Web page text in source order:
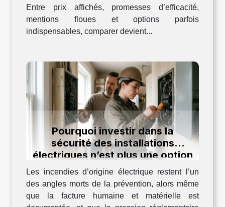
Entre prix affichés, promesses d’efficacité,
mentions floues et options parfois
indispensables, comparer devient...
Pourquoi investir dans la
sécurité des installations
électriques n’est plus une option
en 2024
Les incendies d’origine électrique restent l’un
des angles morts de la prévention, alors même
que la facture humaine et matérielle est